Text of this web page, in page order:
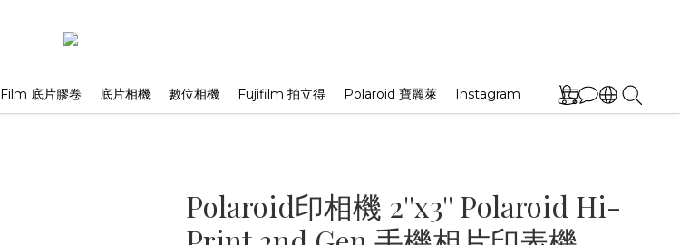
Film 底片膠卷 底片相機 數位相機 Fujifilm 拍立得 Polaroid 寶麗萊 Instagram
Polaroid印相機 2''x3'' Polaroid Hi-